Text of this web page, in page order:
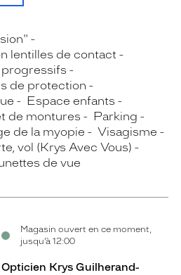
lentilles de contact
de protection
Espace enfants
de montures
Parking
de la myopie
Visagisme
vol (Krys Avec Vous)
de vue
Magasin ouvert en ce moment,
jusqu’à 12:00
Opticien Krys Guilherand-